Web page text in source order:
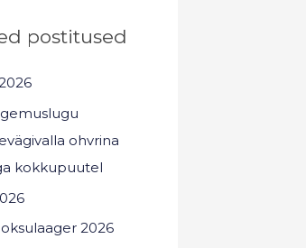
postitused
ohvrina
kokkupuutel
2026